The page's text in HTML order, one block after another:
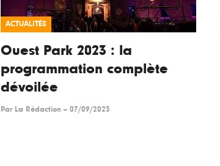
ACTUALITÉS
Ouest Park 2023 : la
programmation complète
dévoilée
Par La Rédaction -- 07/09/2023